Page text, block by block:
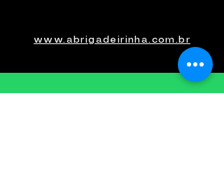
www.abrigadeirinha.com.br